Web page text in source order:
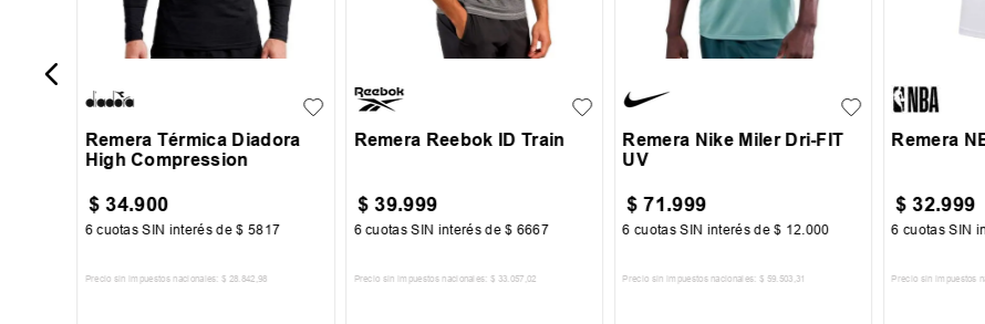
M XL XXL
Remera Térmica Diadora
High Compression
$ 34.900
6 cuotas SIN interés de$ 5817
Precio sin impuestos nacionales: $ 28.842 ,98
XL XXL
Remera Reebok ID Train
$ 39.999
6 cuotas SIN interés de$ 6667
Precio sin impuestos nacionales: $ 33.057 ,02
M XL
Remera Nike Miler Dri-FIT
UV
$ 71.999
6 cuotas SIN interés de$ 12 000
Precio sin impuestos nacionales: $ 59.503 ,31
Remera
$ 32.999
6 cuotas SIN
Precio sin impuestos